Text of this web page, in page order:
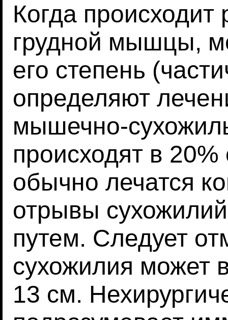
Когда
грудной мышцы,
его степень
определяют
мышечно-
происходят в
обычно лечатся
отрывы
путем. Следует
сухожилия может
13 см.